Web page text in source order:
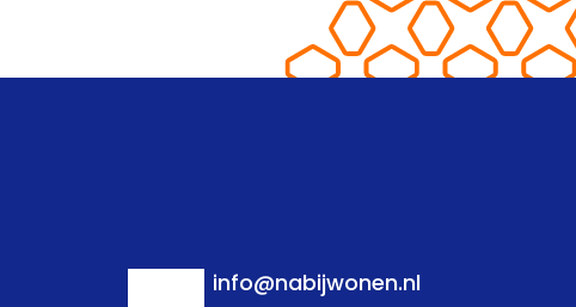
info@nabijwonen.nl